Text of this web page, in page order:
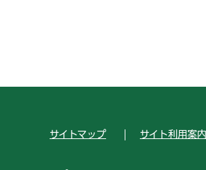
サイトマップ サイト利用案内